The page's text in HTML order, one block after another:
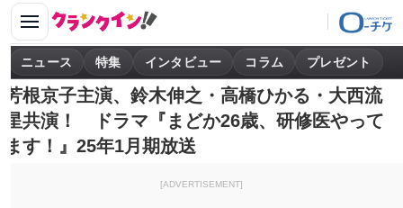
ニュース 特集 インタビュー コラム プレゼント
芳根京子主演、鈴木伸之・高橋ひかる・大西流
星共演！ ドラマ『まどか26歳、研修医やって
ます！』25年1月期放送
[ADVERTISEMENT]